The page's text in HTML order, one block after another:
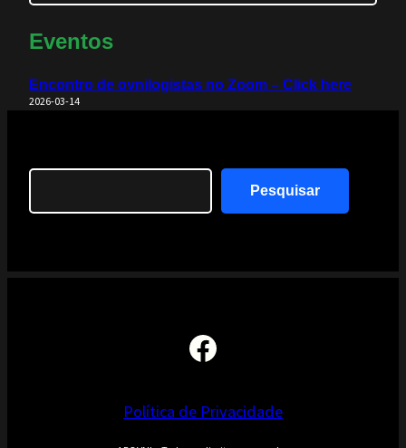
Eventos
Encontro de ovnilogistas no Zoom – Click here
2026-03-14
Pesquisar
Facebook
Política de Privacidade